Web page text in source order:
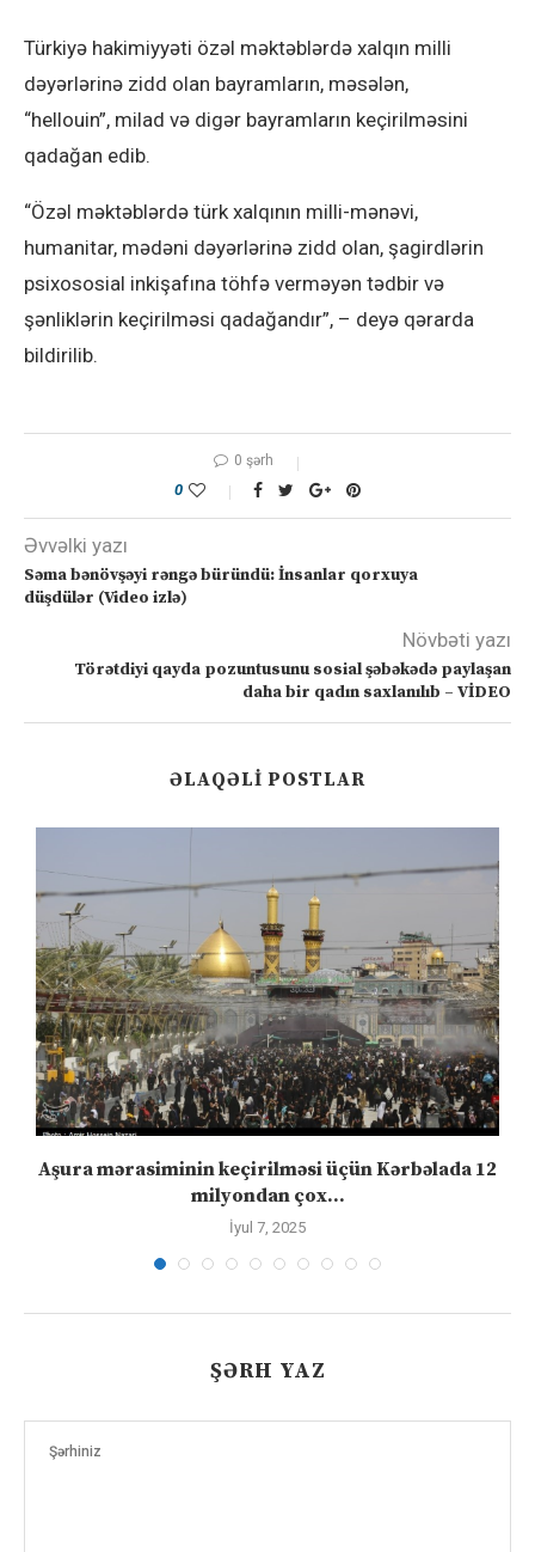
Türkiyə hakimiyyəti özəl məktəblərdə xalqın milli
dəyərlərinə zidd olan bayramların, məsələn,
“hellouin”, milad və digər bayramların keçirilməsini
qadağan edib.
“Özəl məktəblərdə türk xalqının milli-mənəvi,
humanitar, mədəni dəyərlərinə zidd olan, şagirdlərin
psixososial inkişafına töhfə verməyən tədbir və
şənliklərin keçirilməsi qadağandır”, – deyə qərarda
bildirilib.
0 şərh
0
Əvvəlki yazı
Səma bənövşəyi rəngə büründü: İnsanlar qorxuya
düşdülər (Video izlə)
Növbəti yazı
Törətdiyi qayda pozuntusunu sosial şəbəkədə paylaşan
daha bir qadın saxlanılıb – VİDEO
ƏLAQƏLI POSTLAR
Aşura mərasiminin keçirilməsi üçün Kərbəlada 12
milyondan çox...
İyul 7, 2025
ŞƏRH YAZ